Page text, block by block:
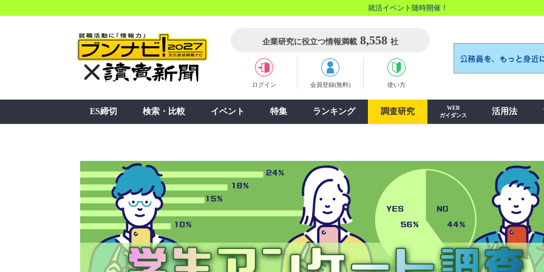
就活イベント随時開催！
企業研究に役立つ情報満載 8,558 社
ログイン 会員登録(無料) 使い方
ES締切 検索・比較 イベント 特集 ランキング 調査研究
WEB
ガイダンス
活用法